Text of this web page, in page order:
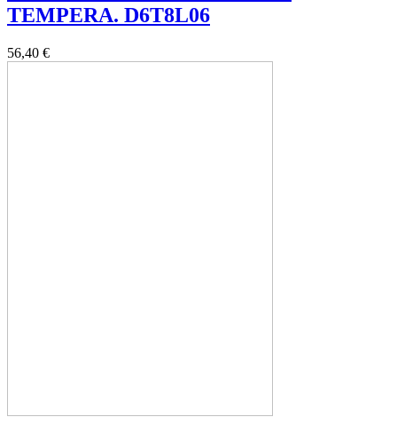
TEMPERA. D6T8L06
56,40 €